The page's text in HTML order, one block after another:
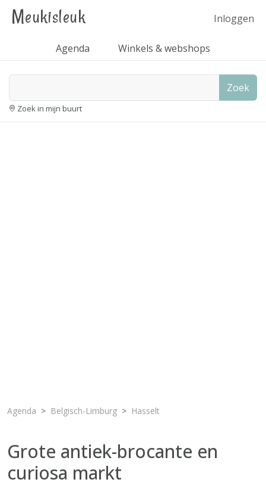
Meukisleuk Inloggen
Agenda Winkels & webshops
Zoek
Zoek in mijn buurt
Agenda Belgisch-Limburg Hasselt
Grote antiek-brocante en
curiosa markt